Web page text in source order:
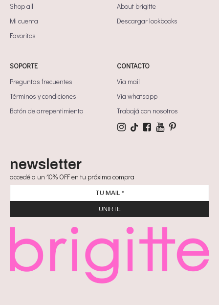
Shop all
Mi cuenta
Favoritos
About brigitte
Descargar lookbooks
SOPORTE
Preguntas frecuentes
Términos y condiciones
Botón de arrepentimiento
CONTACTO
Via mail
Via whatsapp
Trabajá con nosotros
newsletter
accedé a un 10% OFF en tu próxima compra